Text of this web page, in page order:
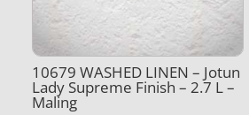
10679 WASHED LINEN – Jotun
Lady Supreme Finish – 2.7 L –
Maling